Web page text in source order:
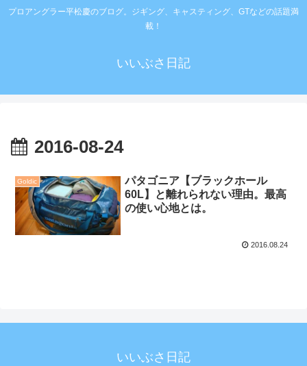
プロアングラー平松慶のブログ。ジギング、キャスティング、GTなどの話題満
載！
いいぶさ日記
2016-08-24
Goldic
パタゴニア【ブラックホール
60L】と離れられない理由。最高
の使い心地とは。
2016.08.24
いいぶさ日記